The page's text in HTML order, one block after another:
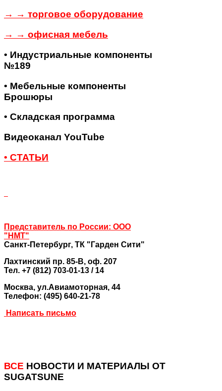
→ → торговое оборудование
→ → офисная мебель
• Индустриальные компоненты
№189
• Мебельные компоненты
Брошюры
• Складская программа
Видеоканал YouTube
• СТАТЬИ
Представитель по России: ООО
"НМТ"
Санкт-Петербург, ТК "Гарден Сити"
Лахтинский пр. 85-В, оф. 207
Тел. +7 (812) 703-01-13 / 14
Москва, ул.Авиамоторная, 44
Телефон: (495) 640-21-78
Написать письмо
ВСЕ НОВОСТИ И МАТЕРИАЛЫ ОТ
SUGATSUNE